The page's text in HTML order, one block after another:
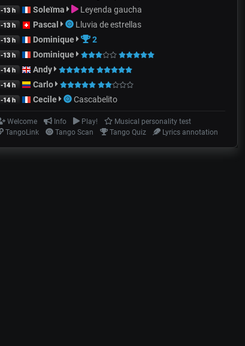
-13 h Soleïma Leyenda gaucha
-13 h Pascal Lluvia de estrellas
-13 h Dominique 2
-13 h Dominique
-14 h Andy
-14 h Carlo
-14 h Cecile Cascabelito
Welcome Info Play!
Musical personality test
TangoLink
Tango Scan Tango Quiz Lyrics annotation